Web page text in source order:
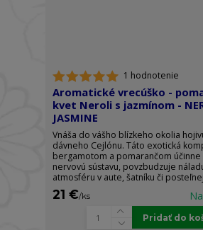
1 hodnotenie
Aromatické vrecúško -
kvet Neroli s jazmínom -
JASMINE
Vnáša do vášho blízkeho okolia
dávneho Cejlónu. Táto exotická
bergamotom a pomarančom
nervovú sústavu, povzbudzuje
atmosféru v aute, šatníku či
21 €/ks
Pridať do